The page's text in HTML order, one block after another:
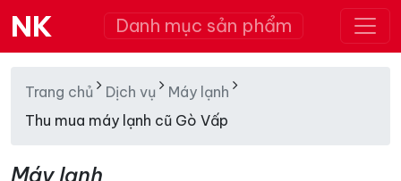
NK Danh mục sản phẩm
Trang chủ Dịch vụ
Máy lạnh
Thu mua máy lạnh cũ Gò Vấp
Máy lạnh